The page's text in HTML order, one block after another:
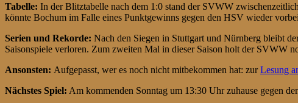
Tabelle: In der Blitztabelle nach dem 1:0 stand der SVWW
könnte Bochum im Falle eines Punktgewinns gegen den HSV wieder
Serien und Rekorde: Nach den Siegen in Stuttgart und Nürnberg bleibt
Saisonspiele verloren. Zum zweiten Mal in dieser Saison holt der SVWW
Ansonsten: Aufgepasst, wer es noch nicht mitbekommen hat: zurLesung
Nächstes Spiel: Am kommenden Sonntag um 13:30 Uhr zuhause gegen